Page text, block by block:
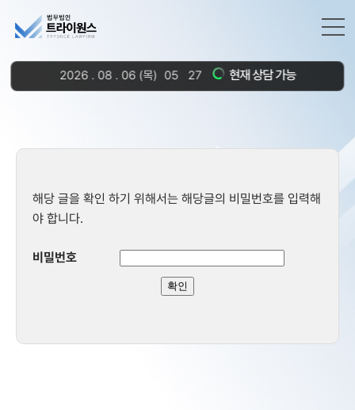
2026 . 08 . 06 (목) 05 27 현재 상담 가능
해당 글을 확인 하기 위해서는 해당글의 비밀번호를 입력해
야 합니다.
비밀번호